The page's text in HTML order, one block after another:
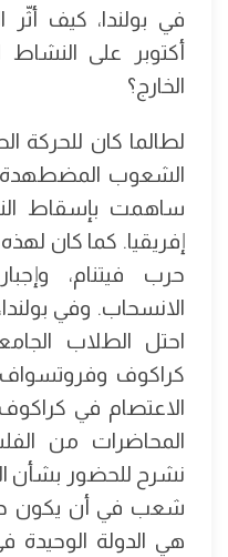
في بولندا، كيف
أكتوبر على
الخارج؟
لطالما كان للحركة
الشعوب المضطهدة.
ساهمت بإسقاط
إفريقيا. كما كان
حرب فيتنام،
الانسحاب. وفي
احتل الطلاب
كراكوف
المحاضرات من
نشرح للحضور بشأن
شعب في أن يكون
هي الدولة الوحيدة